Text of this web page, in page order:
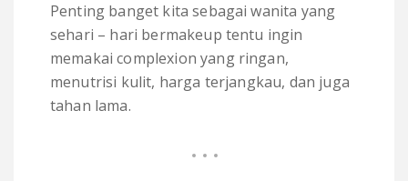
Penting banget kita sebagai wanita yang
sehari – hari bermakeup tentu ingin
memakai complexion yang ringan,
menutrisi kulit, harga terjangkau, dan juga
tahan lama.